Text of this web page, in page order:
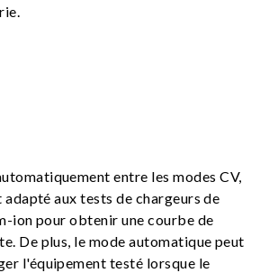
entre les modes CV,
adapté aux tests de chargeurs de
ion pour obtenir une courbe de
De plus, le mode automatique peut
l'équipement testé lorsque le